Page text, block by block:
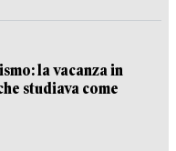
la vacanza in
studiava come